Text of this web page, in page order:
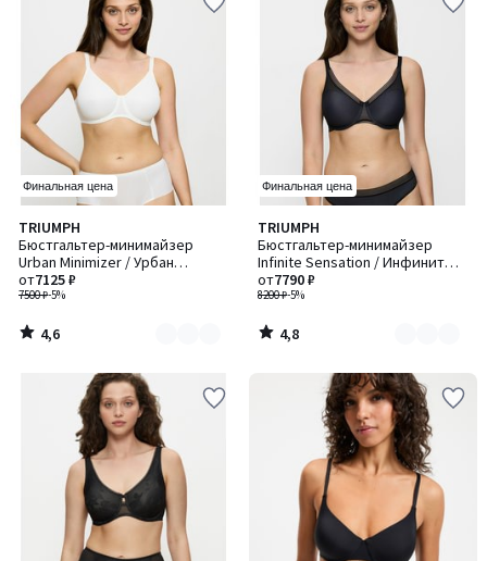
Финальная цена
TRIUMPH
Бюстгальтер-минимайзер
Urban Minimizer / Урбан
Минимайзер
7500 ₽-5%
от7125 ₽
4,6
/ 5
Количество
цветов:
2
4,6
/
Финальная цена
TRIUMPH
Бюстгальтер-минимайзер
Infinite Sensation / Инфинит
Сенсейшн
8200 ₽-5%
от7790 ₽
4,8
/ 5
Количество
цветов:
2
4,8
/